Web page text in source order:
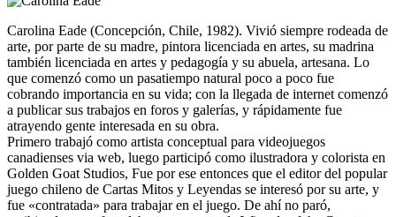
Carolina Eade (Concepción, Chile, 1982). Vivió siempre rodeada de
arte, por parte de su madre, pintora licenciada en artes, su madrina
también licenciada en artes y pedagogía y su abuela, artesana. Lo
que comenzó como un pasatiempo natural poco a poco fue
cobrando importancia en su vida; con la llegada de internet comenzó
a publicar sus trabajos en foros y galerías, y rápidamente fue
atrayendo gente interesada en su obra.
Primero trabajó como artista conceptual para videojuegos
canadienses via web, luego participó como ilustradora y colorista en
Golden Goat Studios, Fue por ese entonces que el editor del popular
juego chileno de Cartas Mitos y Leyendas se interesó por su arte, y
fue «contratada» para trabajar en el juego. De ahí no paró,